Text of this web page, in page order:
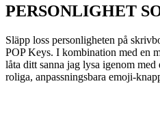
PERSONLIGHET
Släpp loss personligheten på
POP Keys. I kombination med en
låta ditt sanna jag lysa igenom
roliga, anpassningsbara emoji-